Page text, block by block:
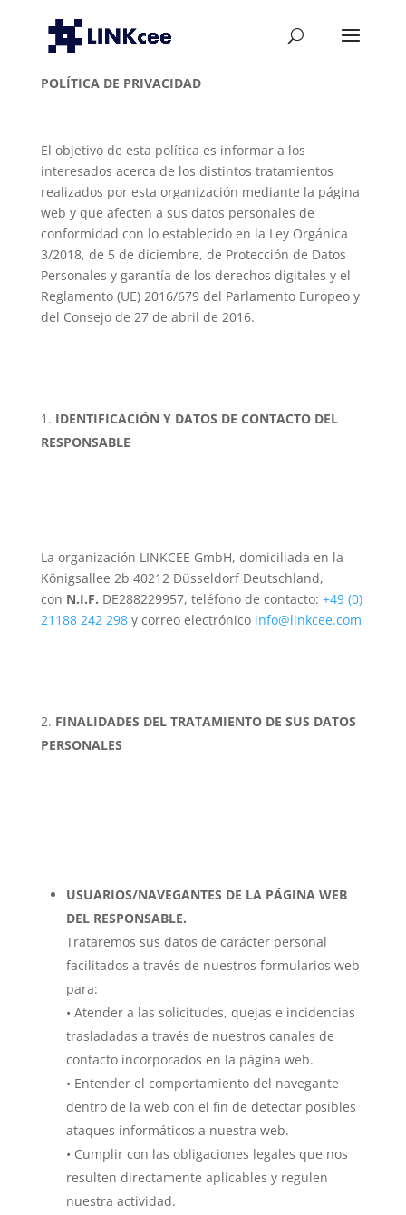
POLÍTICA DE PRIVACIDAD
El objetivo de esta política es informar a los
interesados acerca de los distintos tratamientos
realizados por esta organización mediante la página
web y que afecten a sus datos personales de
conformidad con lo establecido en la Ley Orgánica
3/2018, de 5 de diciembre, de Protección de Datos
Personales y garantía de los derechos digitales y el
Reglamento (UE) 2016/679 del Parlamento Europeo y
del Consejo de 27 de abril de 2016.
IDENTIFICACIÓN Y DATOS DE CONTACTO DEL
RESPONSABLE
La organización LINKCEE GmbH, domiciliada en la
Königsallee 2b 40212 Düsseldorf Deutschland,
con N.I.F. DE288229957, teléfono de contacto: +49 (0)
21188 242 298y correo electrónico info@linkcee.com
FINALIDADES DEL TRATAMIENTO DE SUS DATOS
PERSONALES
USUARIOS/NAVEGANTES DE LA PÁGINA WEB
DEL RESPONSABLE.
Trataremos sus datos de carácter personal
facilitados a través de nuestros formularios web
para:
• Atender a las solicitudes, quejas e incidencias
trasladadas a través de nuestros canales de
contacto incorporados en la página web.
• Entender el comportamiento del navegante
dentro de la web con el fin de detectar posibles
ataques informáticos a nuestra web.
• Cumplir con las obligaciones legales que nos
resulten directamente aplicables y regulen
nuestra actividad.